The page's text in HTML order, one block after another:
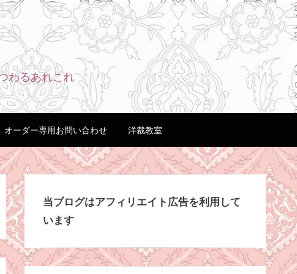
わるあれこれ
オーダー専用お問い合わせ 洋裁教室
当ブログはアフィリエイト広告を利用して
います